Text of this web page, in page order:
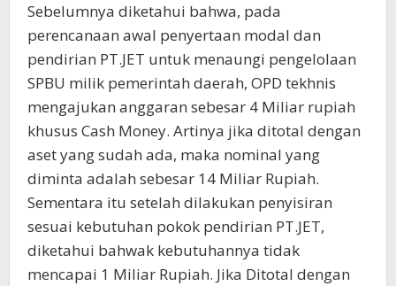
Sebelumnya diketahui bahwa, pada
perencanaan awal penyertaan modal dan
pendirian PT.JET untuk menaungi pengelolaan
SPBU milik pemerintah daerah, OPD tekhnis
mengajukan anggaran sebesar 4 Miliar rupiah
khusus Cash Money. Artinya jika ditotal dengan
aset yang sudah ada, maka nominal yang
diminta adalah sebesar 14 Miliar Rupiah.
Sementara itu setelah dilakukan penyisiran
sesuai kebutuhan pokok pendirian PT.JET,
diketahui bahwak kebutuhannya tidak
mencapai 1 Miliar Rupiah. Jika Ditotal dengan